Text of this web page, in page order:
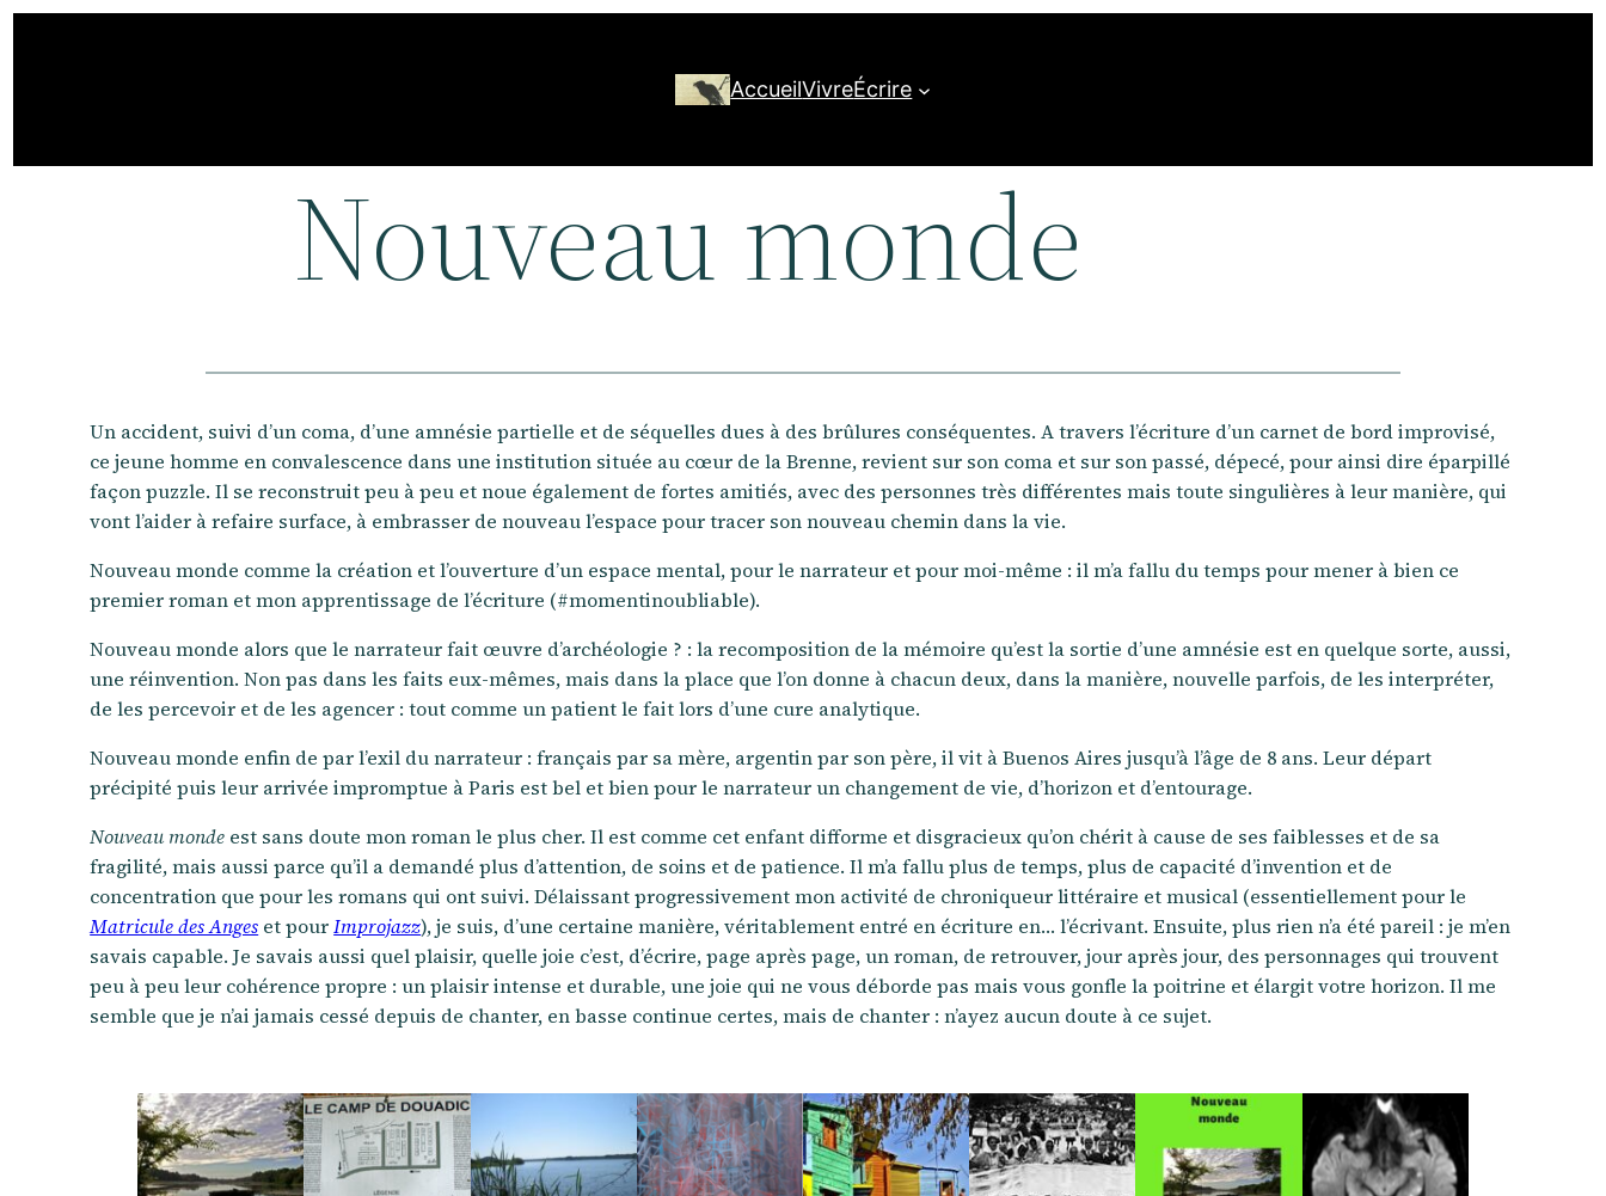
AccueilVivreÉcrire
Nouveau monde
Un accident, suivi d’un coma, d’une amnésie partielle et de séquelles dues à des brûlures conséquentes. A travers l’écriture d’un carnet de bord improvisé,
ce jeune homme en convalescence dans une institution située au cœur de la Brenne, revient sur son coma et sur son passé, dépecé, pour ainsi dire éparpillé
façon puzzle. Il se reconstruit peu à peu et noue également de fortes amitiés, avec des personnes très différentes mais toute singulières à leur manière, qui
vont l’aider à refaire surface, à embrasser de nouveau l’espace pour tracer son nouveau chemin dans la vie.
Nouveau monde comme la création et l’ouverture d’un espace mental, pour le narrateur et pour moi-même : il m’a fallu du temps pour mener à bien ce
premier roman et mon apprentissage de l’écriture (#momentinoubliable).
Nouveau monde alors que le narrateur fait œuvre d’archéologie ? : la recomposition de la mémoire qu’est la sortie d’une amnésie est en quelque sorte, aussi,
une réinvention. Non pas dans les faits eux-mêmes, mais dans la place que l’on donne à chacun deux, dans la manière, nouvelle parfois, de les interpréter,
de les percevoir et de les agencer : tout comme un patient le fait lors d’une cure analytique.
Nouveau monde enfin de par l’exil du narrateur : français par sa mère, argentin par son père, il vit à Buenos Aires jusqu’à l’âge de 8 ans. Leur départ
précipité puis leur arrivée impromptue à Paris est bel et bien pour le narrateur un changement de vie, d’horizon et d’entourage.
Nouveau monde est sans doute mon roman le plus cher. Il est comme cet enfant difforme et disgracieux qu’on chérit à cause de ses faiblesses et de sa
fragilité, mais aussi parce qu’il a demandé plus d’attention, de soins et de patience. Il m’a fallu plus de temps, plus de capacité d’invention et de
concentration que pour les romans qui ont suivi. Délaissant progressivement mon activité de chroniqueur littéraire et musical (essentiellement pour le
Matricule des Anges et pourImprojazz), je suis, d’une certaine manière, véritablement entré en écriture en… l’écrivant. Ensuite, plus rien n’a été pareil : je m’en
savais capable. Je savais aussi quel plaisir, quelle joie c’est, d’écrire, page après page, un roman, de retrouver, jour après jour, des personnages qui trouvent
peu à peu leur cohérence propre : un plaisir intense et durable, une joie qui ne vous déborde pas mais vous gonfle la poitrine et élargit votre horizon. Il me
semble que je n’ai jamais cessé depuis de chanter, en basse continue certes, mais de chanter : n’ayez aucun doute à ce sujet.